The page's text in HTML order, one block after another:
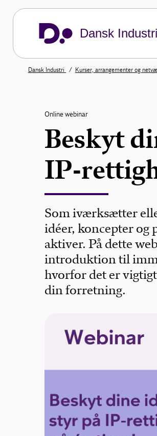
Dansk Industri
Dansk Industri Kurser, arrangementer og
Online webinar
Beskyt
IP-
Som iværksætter
idéer, koncepter
aktiver. På dette
introduktion til
hvorfor det er
din forretning.